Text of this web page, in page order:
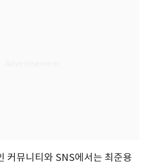
커뮤니티와 SNS에서는 최준용